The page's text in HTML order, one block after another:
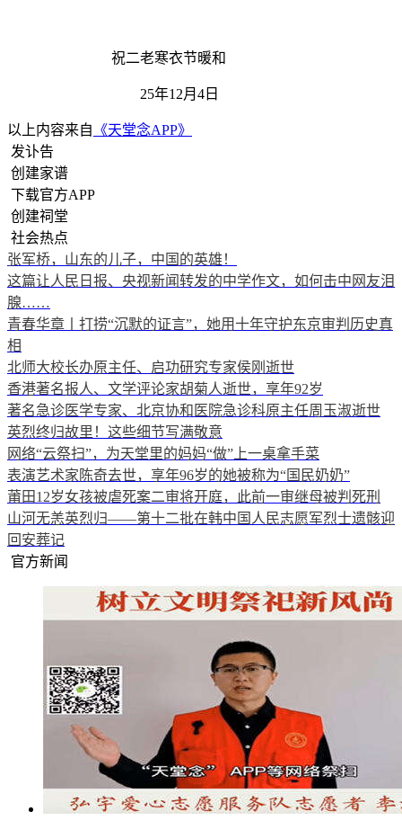
祝二老寒衣节暖和
25年12月4日
以上内容来自 《天堂念APP》
发讣告
创建家谱
下载官方APP
创建祠堂
社会热点
张军桥，山东的儿子，中国的英雄！
这篇让人民日报、央视新闻转发的中学作文，如何击中网友泪
腺……
青春华章丨打捞“沉默的证言”，她用十年守护东京审判历史真
相
北师大校长办原主任、启功研究专家侯刚逝世
香港著名报人、文学评论家胡菊人逝世，享年92岁
著名急诊医学专家、北京协和医院急诊科原主任周玉淑逝世
英烈终归故里！这些细节写满敬意
网络“云祭扫”，为天堂里的妈妈“做”上一桌拿手菜
表演艺术家陈奇去世，享年96岁的她被称为“国民奶奶”
莆田12岁女孩被虐死案二审将开庭，此前一审继母被判死刑
山河无恙英烈归——第十二批在韩中国人民志愿军烈士遗骸迎
回安葬记
官方新闻